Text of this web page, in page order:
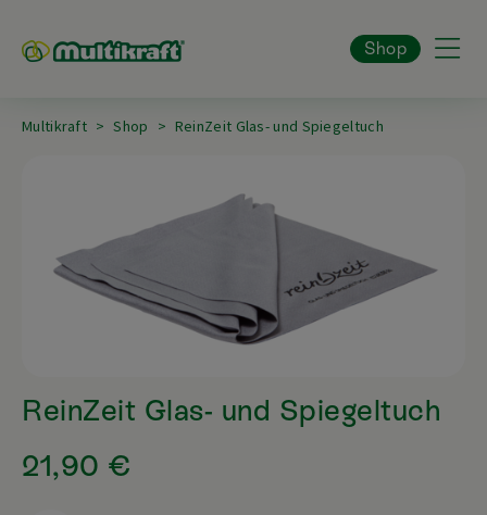
Shop
Multikraft Shop ReinZeit Glas- und Spiegeltuch
ReinZeit Glas- und Spiegeltuch
21,90 €